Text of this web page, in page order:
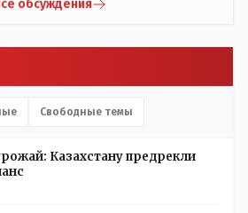
обсуждения
Свободные темы
Казахстану предрекли